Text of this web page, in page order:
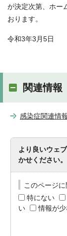
が決定次第、ホー
おります。
令和3年3月5日
関連情報
感染症関連情
より良いウェ
かせください。
このページ
特にない
い
情報が